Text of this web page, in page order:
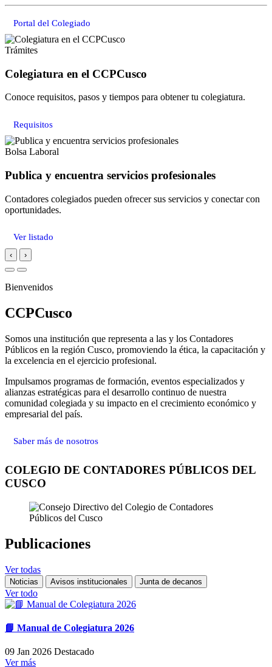
Portal del Colegiado
Trámites
Colegiatura en el CCPCusco
Conoce requisitos, pasos y tiempos para obtener tu colegiatura.
Requisitos
Bolsa Laboral
Publica y encuentra servicios profesionales
Contadores colegiados pueden ofrecer sus servicios y conectar con
oportunidades.
Ver listado
‹ ›
Bienvenidos
CCPCusco
Somos una institución que representa a las y los Contadores
Públicos en la región Cusco, promoviendo la ética, la capacitación y
la excelencia en el ejercicio profesional.
Impulsamos programas de formación, eventos especializados y
alianzas estratégicas para el desarrollo continuo de nuestra
comunidad colegiada y su impacto en el crecimiento económico y
empresarial del país.
Saber más de nosotros
COLEGIO DE CONTADORES PÚBLICOS DEL
CUSCO
Publicaciones
Ver todas
Noticias Avisos institucionales Junta de decanos
Ver todo
📘 Manual de Colegiatura 2026
09 Jan 2026 Destacado
Ver más